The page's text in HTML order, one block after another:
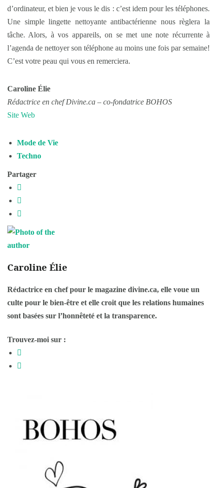
d’ordinateur, et bien je vous le dis : c’est idem pour les téléphones.
Une simple lingette nettoyante antibactérienne nous règlera la
tâche. Alors, à vos appareils, on se met une note récurrente à
l’agenda de nettoyer son téléphone au moins une fois par semaine!
C’est votre peau qui vous en remerciera.
Caroline Élie
Rédactrice en chef Divine.ca – co-fondatrice BOHOS
Site Web
Mode de Vie
Techno
Partager
Caroline Élie
Rédactrice en chef pour le magazine divine.ca, elle voue un
culte pour le bien-être et elle croit que les relations humaines
sont basées sur l’honnêteté et la transparence.
Trouvez-moi sur :